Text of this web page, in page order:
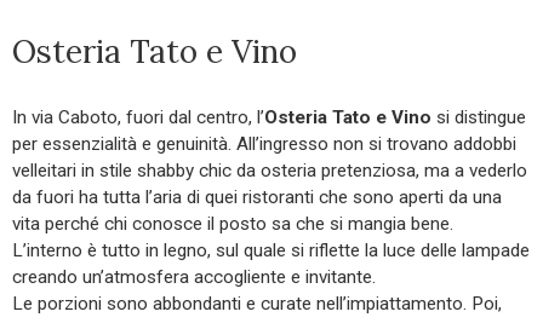
Osteria Tato e Vino
In via Caboto, fuori dal centro, l’Osteria Tato e Vino si distingue
per essenzialità e genuinità. All’ingresso non si trovano addobbi
velleitari in stile shabby chic da osteria pretenziosa, ma a vederlo
da fuori ha tutta l’aria di quei ristoranti che sono aperti da una
vita perché chi conosce il posto sa che si mangia bene.
L’interno è tutto in legno, sul quale si riflette la luce delle lampade
creando un’atmosfera accogliente e invitante.
Le porzioni sono abbondanti e curate nell’impiattamento. Poi,